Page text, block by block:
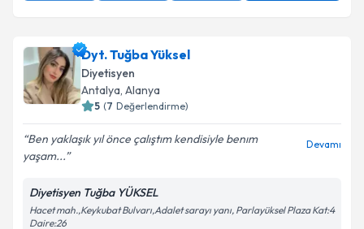
Dyt. Tuğba Yüksel
Diyetisyen
Antalya, Alanya
5 (7 Değerlendirme)
Ben yaklaşık yıl önce çalıştım kendisiyle benım
yaşam...
Devamı
Diyetisyen Tuğba YÜKSEL
Hacet mah.,Keykubat Bulvarı,Adalet sarayı yanı, Parlayüksel Plaza Kat:4
Daire:26